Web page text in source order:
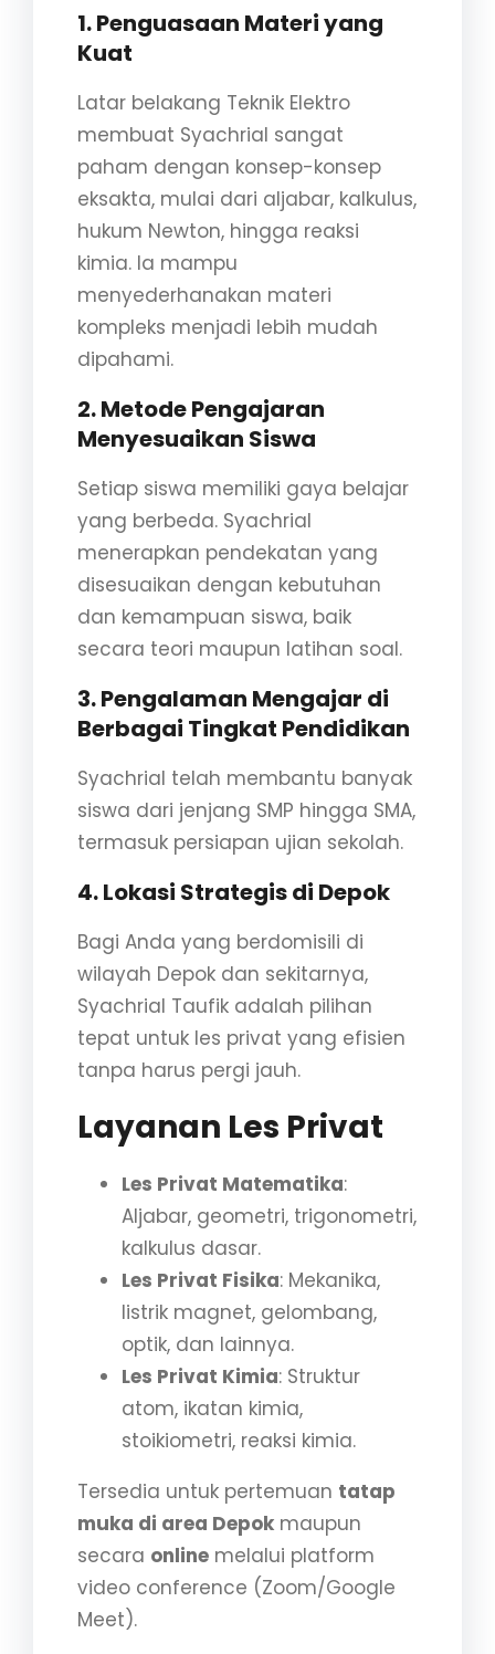
1.Penguasaan Materi yang
Kuat
Latar belakang Teknik Elektro
membuat Syachrial sangat
paham dengan konsep-konsep
eksakta, mulai dari aljabar, kalkulus,
hukum Newton, hingga reaksi
kimia. Ia mampu
menyederhanakan materi
kompleks menjadi lebih mudah
dipahami.
2.Metode Pengajaran
Menyesuaikan Siswa
Setiap siswa memiliki gaya belajar
yang berbeda. Syachrial
menerapkan pendekatan yang
disesuaikan dengan kebutuhan
dan kemampuan siswa, baik
secara teori maupun latihan soal.
3.Pengalaman Mengajar di
Berbagai Tingkat Pendidikan
Syachrial telah membantu banyak
siswa dari jenjang SMP hingga SMA,
termasuk persiapan ujian sekolah.
4.Lokasi Strategis di Depok
Bagi Anda yang berdomisili di
wilayah Depok dan sekitarnya,
Syachrial Taufik adalah pilihan
tepat untuk les privat yang efisien
tanpa harus pergi jauh.
Layanan Les Privat
Les Privat Matematika:
Aljabar, geometri, trigonometri,
kalkulus dasar.
Les Privat Fisika: Mekanika,
listrik magnet, gelombang,
optik, dan lainnya.
Les Privat Kimia: Struktur
atom, ikatan kimia,
stoikiometri, reaksi kimia.
Tersedia untuk pertemuan tatap
muka di area Depok maupun
secara online melalui platform
video conference (Zoom/Google
Meet).